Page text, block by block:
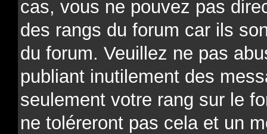
cas, vous ne pouvez pas
des rangs du forum car ils
du forum. Veuillez ne pas
publiant inutilement des
seulement votre rang sur le
ne toléreront pas cela et un